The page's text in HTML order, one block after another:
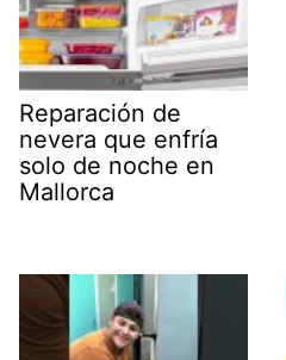
Reparación de
nevera que enfría
solo de noche en
Mallorca